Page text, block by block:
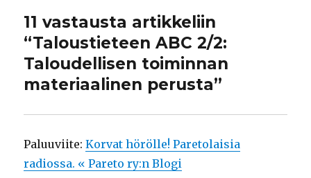
11 vastausta artikkeliin
“Taloustieteen ABC 2/2:
Taloudellisen toiminnan
materiaalinen perusta”
Paluuviite:Korvat hörölle! Paretolaisia
radiossa. « Pareto ry:n Blogi